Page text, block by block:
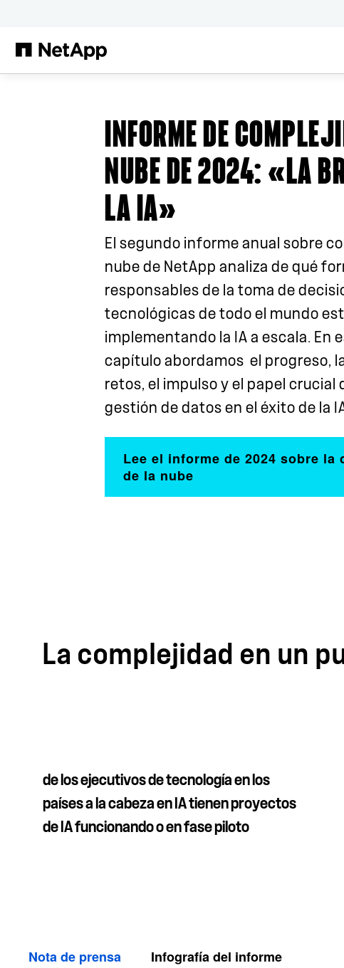
INFORME DE
NUBE DE 2024: «LA
LA IA»
El segundo informe anual sobre
nube de NetApp analiza de qué
responsables de la toma de
tecnológicas de todo el mundo
implementando la IA a escala. En
capítulo abordamos el progreso,
retos, el impulso y el papel crucial
gestión de datos en el éxito de la
Lee el informe de 2024 sobre la
de la nube
La complejidad en un
de los ejecutivos de tecnología en los
países a la cabeza en IA tienen proyectos
de IA funcionando o en fase piloto
Nota de prensa Infografía del informe